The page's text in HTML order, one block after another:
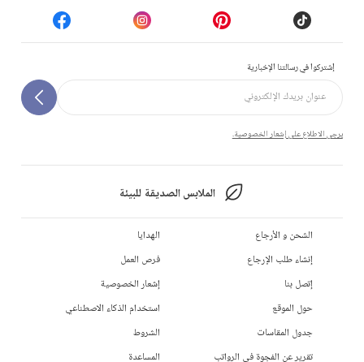
إشتركوا في رسالتنا الإخبارية
يرجى الاطلاع على إشعار الخصوصية.
الملابس الصديقة للبيئة
الشحن و الأرجاع
إنشاء طلب الإرجاع
إتصل بنا
حول الموقع
جدول المقاسات
تقرير عن الفجوة في الرواتب
الهدايا
فرص العمل
إشعار الخصوصية
استخدام الذكاء الاصطناعي
الشروط
المساعدة